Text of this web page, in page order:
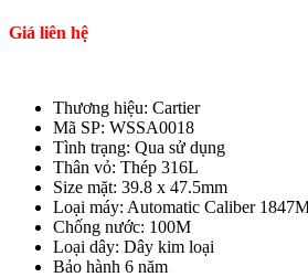
Giá liên hệ
Thương hiệu: Cartier
Mã SP: WSSA0018
Tình trạng: Qua sử dụng
Thân vỏ: Thép 316L
Size mặt: 39.8 x 47.5mm
Loại máy: Automatic Caliber
Chống nước: 100M
Loại dây: Dây kim loại
Bảo hành 6 năm